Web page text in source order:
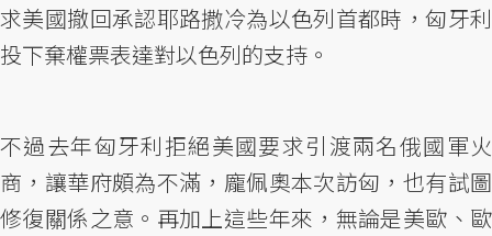
求美國撤回承認耶路撒冷為以色列首都時，匈牙利
投下棄權票表達對以色列的支持。
不過去年匈牙利拒絕美國要求引渡兩名俄國軍火
商，讓華府頗為不滿，龐佩奧本次訪匈，也有試圖
修復關係之意。再加上這些年來，無論是美歐、歐